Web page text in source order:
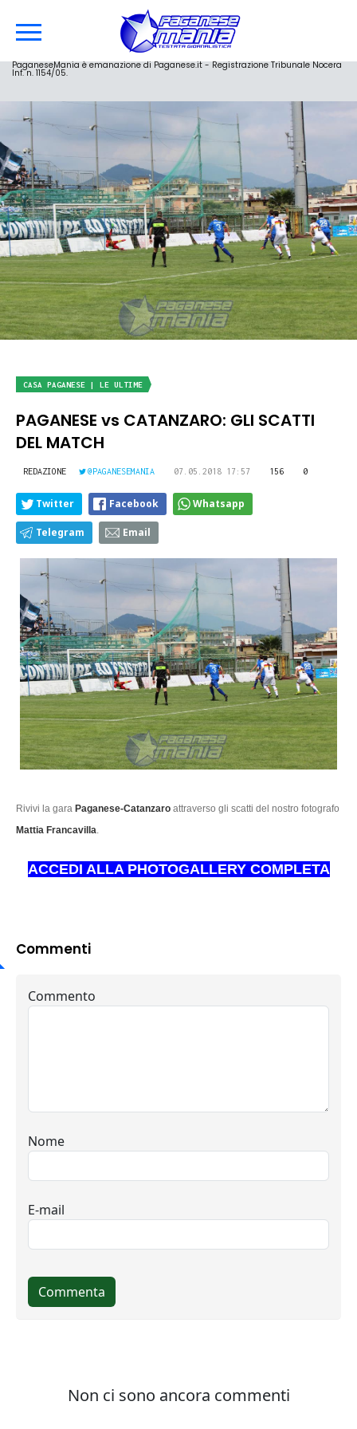
PaganeseMania è emanazione di Paganese.it - Registrazione Tribunale Nocera
Inf. n. 1154/05.
CASA PAGANESE | LE ULTIME
PAGANESE vs CATANZARO: GLI SCATTI
DEL MATCH
REDAZIONE @PAGANESEMANIA 07.05.2018 17:57 156 0
Twitter Facebook Whatsapp
Telegram Email
Rivivi la gara Paganese-Catanzaro attraverso gli scatti del nostro fotografo
Mattia Francavilla.
ACCEDI ALLA PHOTOGALLERY COMPLETA
Commenti